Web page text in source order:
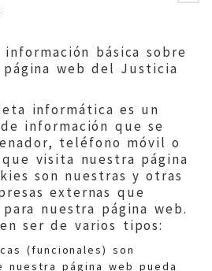
básica sobre
web del Justicia
informática es un
información que se
teléfono móvil o
visita nuestra página
son nuestras y otras
externas que
nuestra página web.
ser de varios tipos:
(funcionales) son
nuestra página web pueda